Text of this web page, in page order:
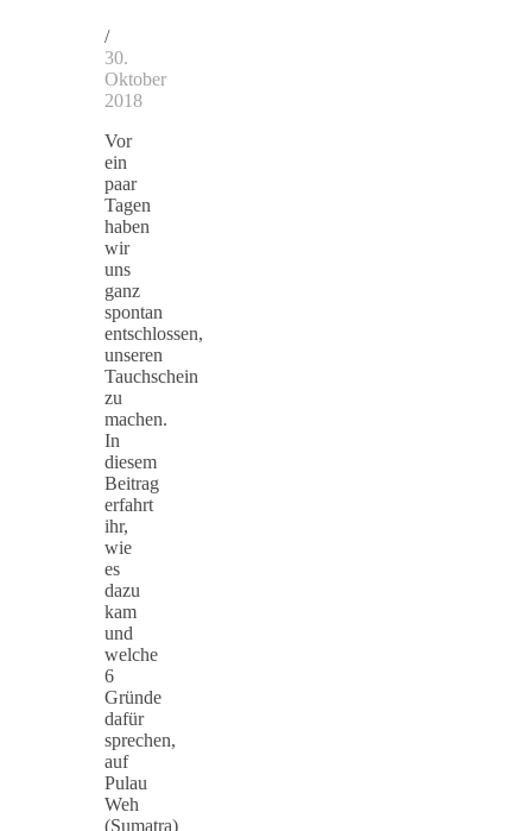
/
30.
Oktober
2018
Vor
ein
paar
Tagen
haben
wir
uns
ganz
spontan
entschlossen,
unseren
Tauchschein
zu
machen.
In
diesem
Beitrag
erfahrt
ihr,
wie
es
dazu
kam
und
welche
6
Gründe
dafür
sprechen,
auf
Pulau
Weh
(Sumatra)